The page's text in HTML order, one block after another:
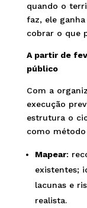
quando o
faz, ele
cobrar o que
A partir de
público
Com a
execução
estrutura o
como
Mapear:
existentes;
lacunas e
realista.